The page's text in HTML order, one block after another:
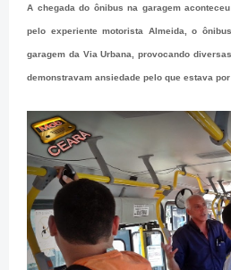
A chegada do ônibus na garagem
pelo experiente motorista Almeida, o
garagem da Via Urbana, provocando
demonstravam ansiedade pelo que estava por